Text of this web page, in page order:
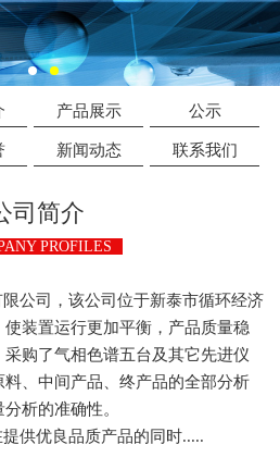
产品展示 公示
新闻动态 联系我们
司简介
PROFILES
司，该公司位于新泰市循环经济
装置运行更加平衡，产品质量稳
购了气相色谱五台及其它先进仪
、中间产品、终产品的全部分析
析的准确性。
供优良品质产品的同时.....